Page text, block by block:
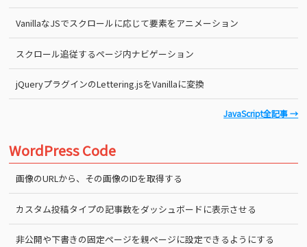
VanillaなJSでスクロールに応じて要素をアニメーション
スクロール追従するページ内ナビゲーション
jQueryプラグインのLettering.jsをVanillaに変換
JavaScript全記事 →
WordPress Code
画像のURLから、その画像のIDを取得する
カスタム投稿タイプの記事数をダッシュボードに表示させる
非公開や下書きの固定ページを親ページに設定できるようにする